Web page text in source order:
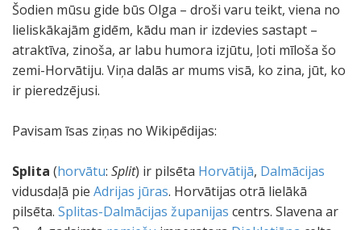
Šodien mūsu gide būs Olga – droši varu teikt, viena no
lieliskākajām gidēm, kādu man ir izdevies sastapt –
atraktīva, zinoša, ar labu humora izjūtu, ļoti mīloša šo
zemi-Horvātiju. Viņa dalās ar mums visā, ko zina, jūt, ko
ir pieredzējusi.
Pavisam īsas ziņas no Wikipēdijas:
Splita (horvātu: Split) ir pilsēta Horvātijā, Dalmācijas
vidusdaļā pie Adrijas jūras. Horvātijas otrā lielākā
pilsēta. Splitas-Dalmācijas županijas centrs. Slavena ar